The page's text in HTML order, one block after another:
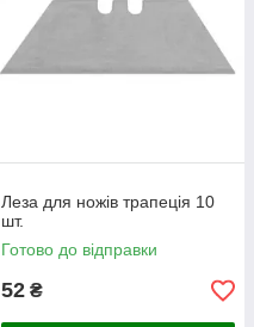
Леза для ножів трапеція 10
шт.
Готово до відправки
52 ₴